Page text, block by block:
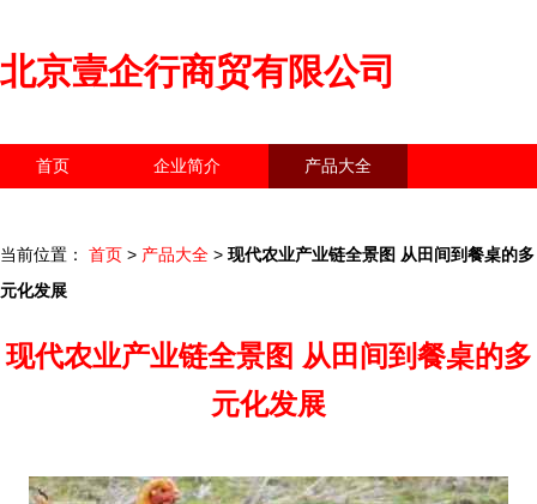
北京壹企行商贸有限公司
首页 企业简介 产品大全
当前位置： 首页 > 产品大全 > 现代农业产业链全景图 从田间到餐桌的多
元化发展
现代农业产业链全景图 从田间到餐桌的多
元化发展